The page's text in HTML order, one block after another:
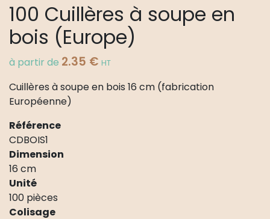
100 Cuillères à soupe en
bois (Europe)
à partir de 2.35 € HT
Cuillères à soupe en bois 16 cm (fabrication
Européenne)
Référence
CDBOIS1
Dimension
16 cm
Unité
100 pièces
Colisage